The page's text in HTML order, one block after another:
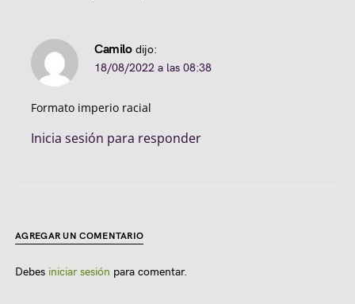
Camilo dijo:
18/08/2022 a las 08:38
Formato imperio racial
Inicia sesión para responder
AGREGAR UN COMENTARIO
Debes iniciar sesión para comentar.